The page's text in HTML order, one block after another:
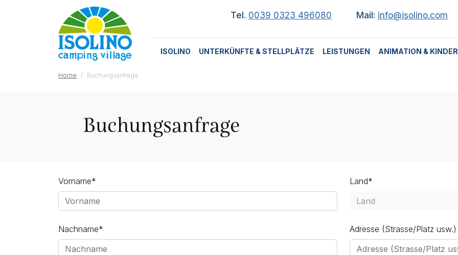
Tel. 0039 0323 496080 Mail: info@isolino.com
ISOLINO UNTERKÜNFTE & STELLPLÄTZE LEISTUNGEN ANIMATION & KINDER
Home Buchungsanfrage
Buchungsanfrage
Vorname*
Nachname*
Land*
Land
Adresse (Strasse/Platz usw.)